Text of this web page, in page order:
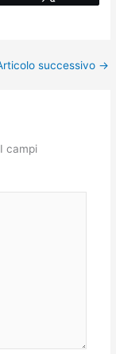
successivo →
I campi